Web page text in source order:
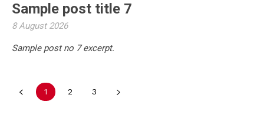
Sample post title 7
8 August 2026
Sample post no 7 excerpt.
1 2 3